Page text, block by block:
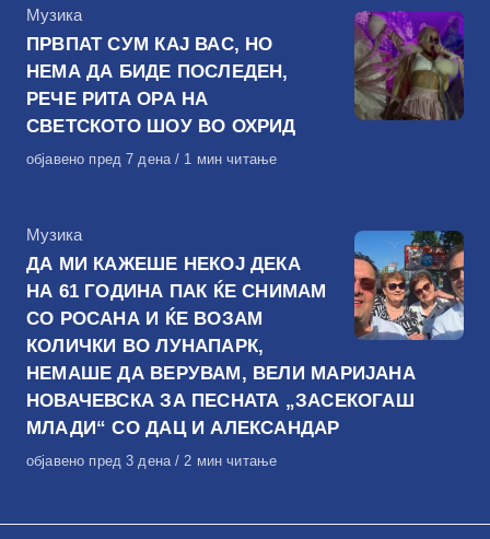
КАтегорија
Музика
ПРВПАТ СУМ КАЈ ВАС, НО
НЕМА ДА БИДЕ ПОСЛЕДЕН,
РЕЧЕ РИТА ОРА НА
СВЕТСКОТО ШОУ ВО ОХРИД
Објавено
објавено пред 7 дена 1 мин читање
КАтегорија
Музика
ДА МИ КАЖЕШЕ НЕКОЈ ДЕКА
НА 61 ГОДИНА ПАК ЌЕ СНИМАМ
СО РОСАНА И ЌЕ ВОЗАМ
КОЛИЧКИ ВО ЛУНАПАРК,
НЕМАШЕ ДА ВЕРУВАМ, ВЕЛИ МАРИЈАНА
НОВАЧЕВСКА ЗА ПЕСНАТА „ЗАСЕКОГАШ
МЛАДИ“ СО ДАЦ И АЛЕКСАНДАР
Објавено
објавено пред 3 дена 2 мин читање